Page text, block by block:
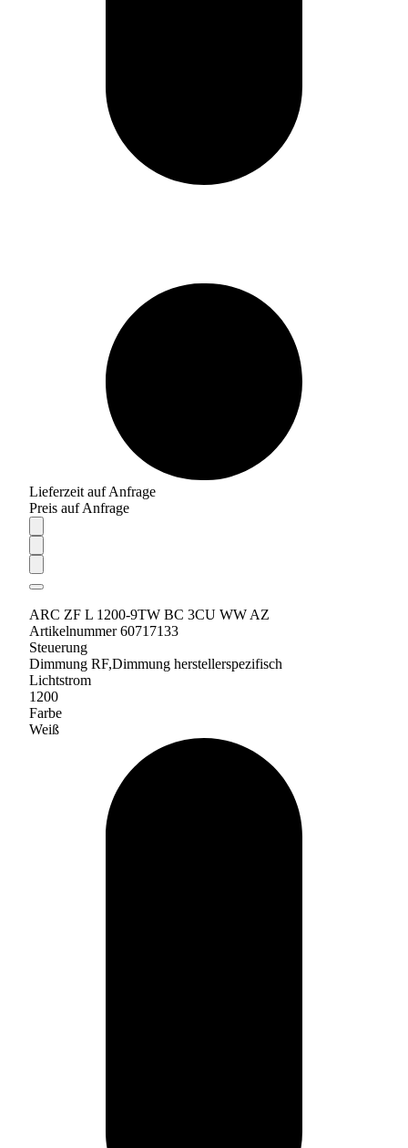
Lieferzeit auf Anfrage
Preis auf Anfrage
ARC ZF L 1200-9TW BC 3CU WW AZ
Artikelnummer 60717133
Steuerung
Dimmung RF,Dimmung herstellerspezifisch
Lichtstrom
1200
Farbe
Weiß